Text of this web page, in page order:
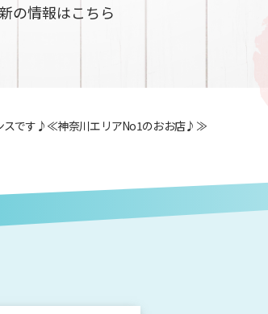
の情報はこちら
スです♪≪神奈川エリアNo1のおお店♪≫